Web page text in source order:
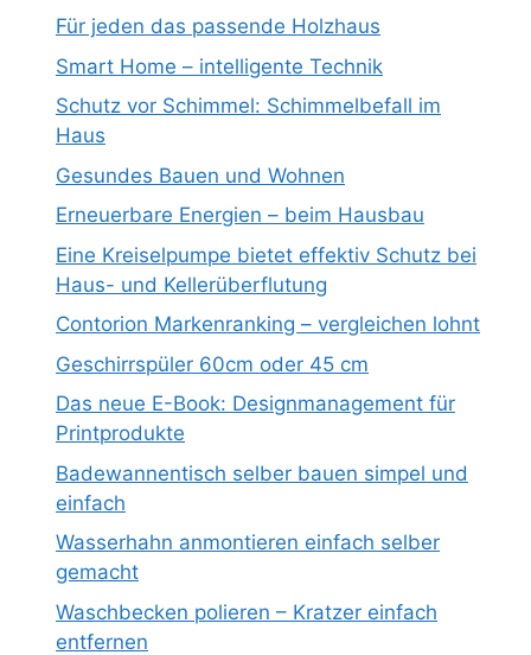
Für jeden das passende Holzhaus
Smart Home – intelligente Technik
Schutz vor Schimmel: Schimmelbefall im
Haus
Gesundes Bauen und Wohnen
Erneuerbare Energien – beim Hausbau
Eine Kreiselpumpe bietet effektiv Schutz bei
Haus- und Kellerüberflutung
Contorion Markenranking – vergleichen lohnt
Geschirrspüler 60cm oder 45 cm
Das neue E-Book: Designmanagement für
Printprodukte
Badewannentisch selber bauen simpel und
einfach
Wasserhahn anmontieren einfach selber
gemacht
Waschbecken polieren – Kratzer einfach
entfernen